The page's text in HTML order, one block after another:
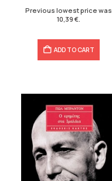
Previous lowest price was
10,39 €
ADD TO CART